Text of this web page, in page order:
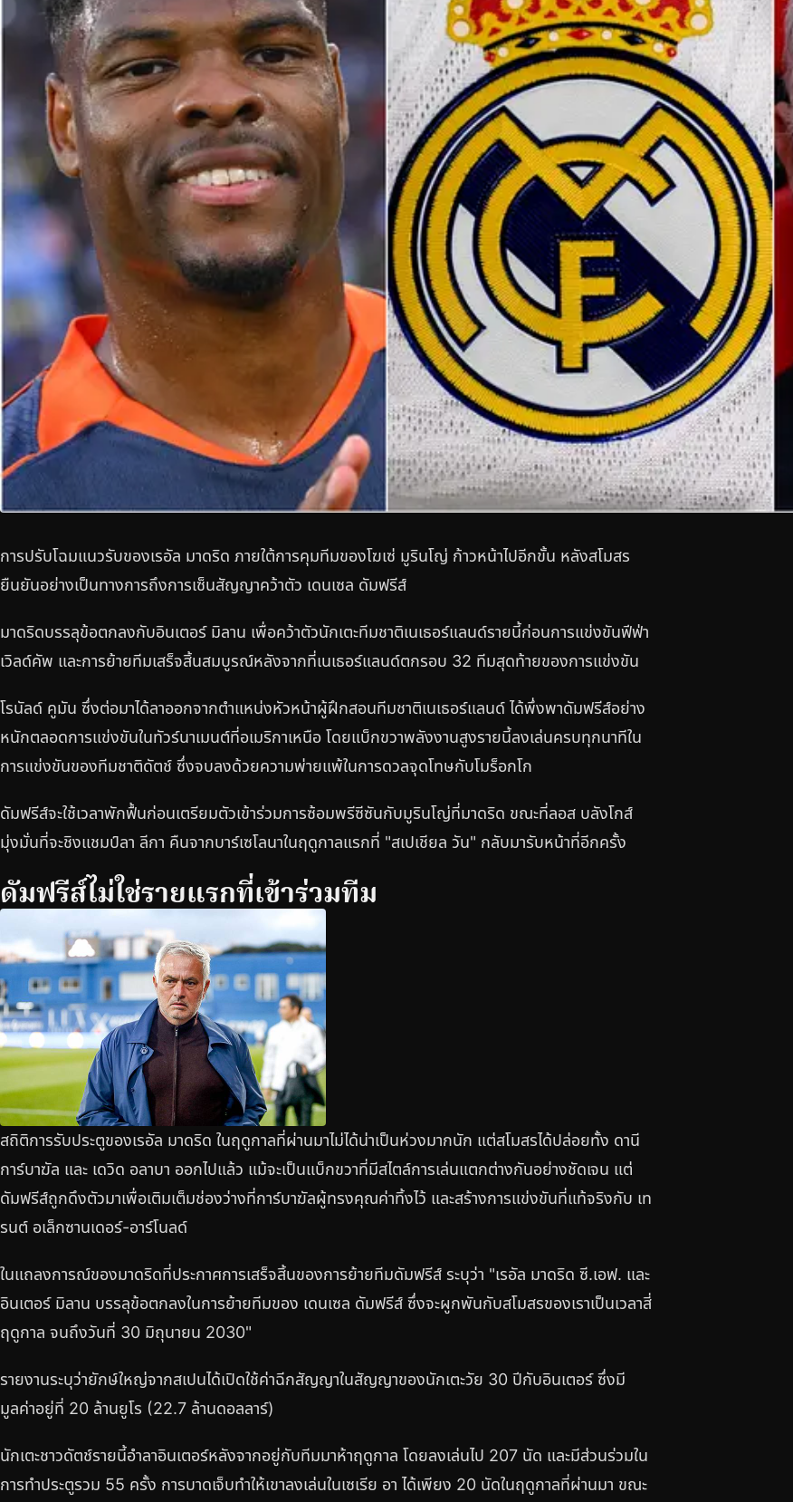
การปรับโฉมแนวรับของเรอัล มาดริด ภายใต้การคุมทีมของโฆเซ่ มูรินโญ่ ก้าวหน้าไปอีกขั้น หลังสโมสร
ยืนยันอย่างเป็นทางการถึงการเซ็นสัญญาคว้าตัว เดนเซล ดัมฟรีส์
มาดริดบรรลุข้อตกลงกับอินเตอร์ มิลาน เพื่อคว้าตัวนักเตะทีมชาติเนเธอร์แลนด์รายนี้ก่อนการแข่งขันฟีฟ่า
เวิลด์คัพ และการย้ายทีมเสร็จสิ้นสมบูรณ์หลังจากที่เนเธอร์แลนด์ตกรอบ 32 ทีมสุดท้ายของการแข่งขัน
โรนัลด์ คูมัน ซึ่งต่อมาได้ลาออกจากตำแหน่งหัวหน้าผู้ฝึกสอนทีมชาติเนเธอร์แลนด์ ได้พึ่งพาดัมฟรีส์อย่าง
หนักตลอดการแข่งขันในทัวร์นาเมนต์ที่อเมริกาเหนือ โดยแบ็กขวาพลังงานสูงรายนี้ลงเล่นครบทุกนาทีใน
การแข่งขันของทีมชาติดัตช์ ซึ่งจบลงด้วยความพ่ายแพ้ในการดวลจุดโทษกับโมร็อกโก
ดัมฟรีส์จะใช้เวลาพักฟื้นก่อนเตรียมตัวเข้าร่วมการซ้อมพรีซีซันกับมูรินโญ่ที่มาดริด ขณะที่ลอส บลังโกส์
มุ่งมั่นที่จะชิงแชมป์ลา ลีกา คืนจากบาร์เซโลนาในฤดูกาลแรกที่ "สเปเชียล วัน" กลับมารับหน้าที่อีกครั้ง
ดัมฟรีส์ไม่ใช่รายแรกที่เข้าร่วมทีม
สถิติการรับประตูของเรอัล มาดริด ในฤดูกาลที่ผ่านมาไม่ได้น่าเป็นห่วงมากนัก แต่สโมสรได้ปล่อยทั้ง ดานี
การ์บาฆัล และ เดวิด อลาบา ออกไปแล้ว แม้จะเป็นแบ็กขวาที่มีสไตล์การเล่นแตกต่างกันอย่างชัดเจน แต่
ดัมฟรีส์ถูกดึงตัวมาเพื่อเติมเต็มช่องว่างที่การ์บาฆัลผู้ทรงคุณค่าทิ้งไว้ และสร้างการแข่งขันที่แท้จริงกับ เท
รนต์ อเล็กซานเดอร์-อาร์โนลด์
ในแถลงการณ์ของมาดริดที่ประกาศการเสร็จสิ้นของการย้ายทีมดัมฟรีส์ ระบุว่า "เรอัล มาดริด ซี.เอฟ. และ
อินเตอร์ มิลาน บรรลุข้อตกลงในการย้ายทีมของ เดนเซล ดัมฟรีส์ ซึ่งจะผูกพันกับสโมสรของเราเป็นเวลาสี่
ฤดูกาล จนถึงวันที่ 30 มิถุนายน 2030"
รายงานระบุว่ายักษ์ใหญ่จากสเปนได้เปิดใช้ค่าฉีกสัญญาในสัญญาของนักเตะวัย 30 ปีกับอินเตอร์ ซึ่งมี
มูลค่าอยู่ที่ 20 ล้านยูโร (22.7 ล้านดอลลาร์)
นักเตะชาวดัตช์รายนี้อำลาอินเตอร์หลังจากอยู่กับทีมมาห้าฤดูกาล โดยลงเล่นไป 207 นัด และมีส่วนร่วมใน
การทำประตูรวม 55 ครั้ง การบาดเจ็บทำให้เขาลงเล่นในเซเรีย อา ได้เพียง 20 นัดในฤดูกาลที่ผ่านมา ขณะ